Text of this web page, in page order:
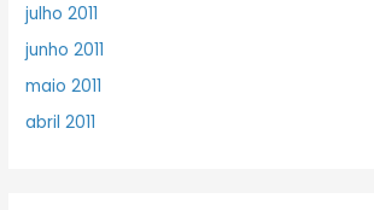
julho 2011
junho 2011
maio 2011
abril 2011